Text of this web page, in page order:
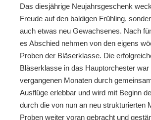
Das diesjährige Neujahrsgeschenk
Freude auf den baldigen Frühling,
auch etwas neu Gewachsenes. Nach
es Abschied nehmen von den eigens
Proben der Bläserklasse. Die
Bläserklasse in das Hauptorchester war
vergangenen Monaten durch
Ausflüge erlebbar und wird mit Beginn
durch die von nun an neu strukturierten
Proben weiter voran gebracht und